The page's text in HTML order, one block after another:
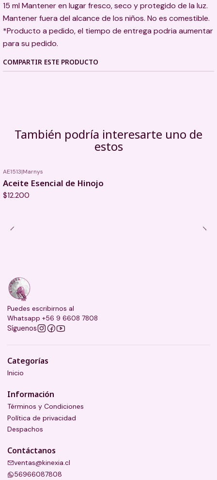
15 ml Mantener en lugar fresco, seco y protegido de la luz.
Mantener fuera del alcance de los niños. No es comestible.
*Producto a pedido, el tiempo de entrega podria aumentar
para su pedido.
COMPARTIR ESTE PRODUCTO
También podría interesarte uno de
estos
AE1513|Marnys
Aceite Esencial de Hinojo
$12.200
Puedes escribirnos al
Whatsapp +56 9 6608 7808
Síguenos
Categorías
Inicio
Información
Términos y Condiciones
Política de privacidad
Despachos
Contáctanos
ventas@kinexia.cl
56966087808